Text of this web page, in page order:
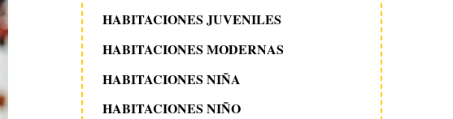
HABITACIONES JUVENILES
HABITACIONES MODERNAS
HABITACIONES NIÑA
HABITACIONES NIÑO